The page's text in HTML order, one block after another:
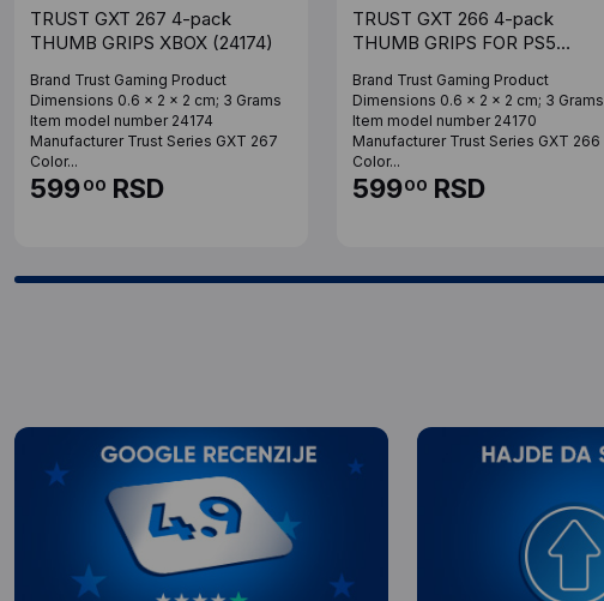
TRUST GXT 267 4-pack
THUMB GRIPS XBOX (24174)
Brand ‎Trust Gaming Product
Dimensions ‎0.6 x 2 x 2 cm; 3 Grams
Item model number ‎24174
Manufacturer ‎Trust Series ‎GXT 267
Color...
59900 RSD
TRUST GXT 266 4-pack
THUMB GRIPS FOR PS5
Brand ‎Trust Gaming Product
Dimensions ‎0.6 x 2 x 2 cm; 3 Grams
Item model number ‎24170
Manufacturer ‎Trust Series ‎GXT 266
Color...
59900 RSD